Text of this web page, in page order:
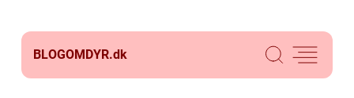
BLOGOMDYR.dk